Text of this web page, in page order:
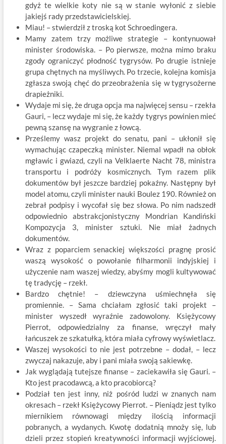
gdyż te wielkie koty nie są w stanie wyłonić z siebie
jakiejś rady przedstawicielskiej.
Miau! – stwierdził z troską kot Schroedingera.
Mamy zatem trzy możliwe strategie – kontynuował
minister środowiska. – Po pierwsze, można mimo braku
zgody ograniczyć płodność tygrysów. Po drugie istnieje
grupa chętnych na myśliwych. Po trzecie, kolejna komisja
zgłasza swoją chęć do przeobrażenia się w tygrysożerne
drapieżniki.
Wydaje mi się, że druga opcja ma najwięcej sensu – rzekła
Gauri, – lecz wydaje mi się, że każdy tygrys powinien mieć
pewną szansę na wygranie z łowcą.
Prześlemy wasz projekt do senatu, pani – ukłonił się
wymachując czapeczką minister. Niemal wpadł na obłok
mgławic i gwiazd, czyli na Velklaerte Nacht 78, ministra
transportu i podróży kosmicznych. Tym razem plik
dokumentów był jeszcze bardziej pokaźny. Następny był
model atomu, czyli minister nauki Boulez 190. Również on
zebrał podpisy i wycofał się bez słowa. Po nim nadszedł
odpowiednio abstrakcjonistyczny Mondrian Kandiński
Kompozycja 3, minister sztuki. Nie miał żadnych
dokumentów.
Wraz z poparciem senackiej większości pragnę prosić
waszą wysokość o powołanie filharmonii indyjskiej i
użyczenie nam waszej wiedzy, abyśmy mogli kultywować
tę tradycję – rzekł.
Bardzo chętnie! – dziewczyna uśmiechnęła się
promiennie. – Sama chciałam zgłosić taki projekt –
minister wyszedł wyraźnie zadowolony. Księżycowy
Pierrot, odpowiedzialny za finanse, wręczył mały
łańcuszek ze szkatułką, która miała cyfrowy wyświetlacz.
Waszej wysokości to nie jest potrzebne – dodał, – lecz
zwyczaj nakazuje, aby i pani miała swoją sakiewkę.
Jak wyglądają tutejsze finanse – zaciekawiła się Gauri. –
Kto jest pracodawcą, a kto pracobiorcą?
Podział ten jest inny, niż pośród ludzi w znanych nam
okresach – rzekł Księżycowy Pierrot. – Pieniądz jest tylko
miernikiem równowagi między ilością informacji
pobranych, a wydanych. Kwotę dodatnią mnoży się, lub
dzieli przez stopień kreatywności informacji wyjściowej.